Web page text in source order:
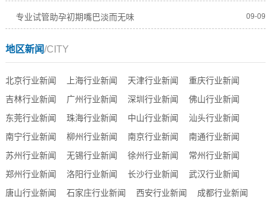
专业试管助孕初期嘴巴淡而无味 09-09
地区新闻/CITY
北京行业新闻 上海行业新闻 天津行业新闻
重庆行业新闻
吉林行业新闻
广州行业新闻 深圳行业新闻
佛山行业新闻
东莞行业新闻
珠海行业新闻 中山行业新闻
汕头行业新闻
南宁行业新闻
柳州行业新闻 南京行业新闻
南通行业新闻
苏州行业新闻
无锡行业新闻 徐州行业新闻
常州行业新闻
郑州行业新闻
洛阳行业新闻 长沙行业新闻
武汉行业新闻
唐山行业新闻
石家庄行业新闻 西安行业新闻
成都行业新闻